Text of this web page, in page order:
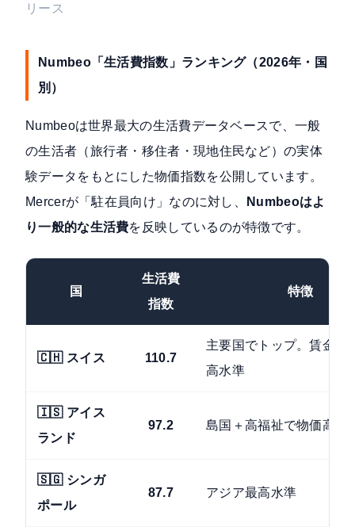
リース
Numbeo「生活費指数」ランキング（2026年・国
別）
Numbeoは世界最大の生活費データベースで、一般
の生活者（旅行者・移住者・現地住民など）の実体
験データをもとにした物価指数を公開しています。
Mercerが「駐在員向け」なのに対し、
Numbeoはよ
り一般的な生活費を反映しているのが特徴です。
国
生活費
指数
特徴
🇨🇭 スイス 110.7
主要国でトップ。賃金も
高水準
🇮🇸 アイス
ランド
97.2 島国＋高福祉で物価高
🇸🇬 シンガ
ポール
87.7 アジア最高水準